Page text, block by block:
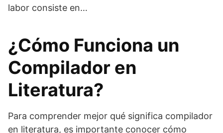
labor consiste en…
¿Cómo Funciona un
Compilador en
Literatura?
Para comprender mejor qué significa compilador
en literatura, es importante conocer cómo